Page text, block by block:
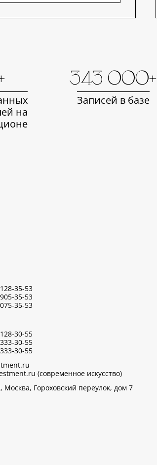
на
343 000+
Записей в базе
35-53
35-53
35-53
30-55
30-55
30-55
(современное искусство)
Москва, Гороховский переулок, дом 7